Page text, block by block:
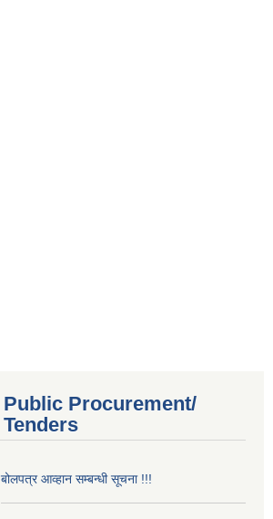
Public Procurement/
Tenders
बोलपत्र आव्हान सम्बन्धी सूचना !!!